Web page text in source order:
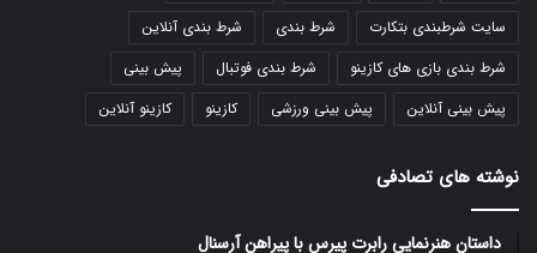
سایت شرطبندی بتکارت
شرط بندی
شرط بندی آنلاین
شرط بندی بازی های کازینو
شرط بندی فوتبال
پیش بینی
پیش بینی آنلاین
پیش بینی ورزشی کازینو کازینو آنلاین
نوشته های تصادفی
داستان هنرنمایی رابرت پیرس با پیراهن آرسنال